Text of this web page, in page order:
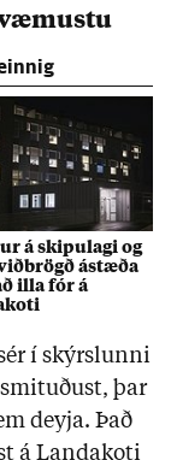
á skipulagi og
ástæða
illa fór á
í skýrslunni
þar
deyja. Það
á Landakoti